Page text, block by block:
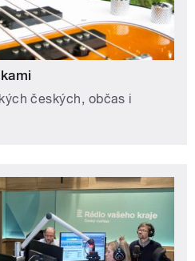
českých, občas i